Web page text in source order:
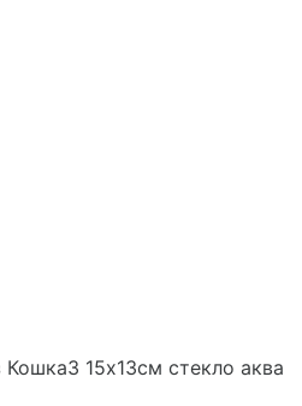
15х13см стекло аква